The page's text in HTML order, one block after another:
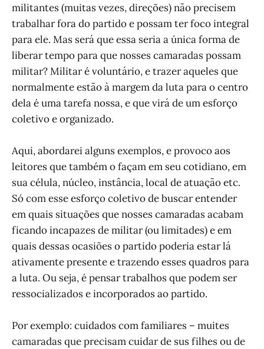
militantes (muitas vezes, direções) não precisem
trabalhar fora do partido e possam ter foco integral
para ele. Mas será que essa seria a única forma de
liberar tempo para que nosses camaradas possam
militar? Militar é voluntário, e trazer aqueles que
normalmente estão à margem da luta para o centro
dela é uma tarefa nossa, e que virá de um esforço
coletivo e organizado.
Aqui, abordarei alguns exemplos, e provoco aos
leitores que também o façam em seu cotidiano, em
sua célula, núcleo, instância, local de atuação etc.
Só com esse esforço coletivo de buscar entender
em quais situações que nosses camaradas acabam
ficando incapazes de militar (ou limitades) e em
quais dessas ocasiões o partido poderia estar lá
ativamente presente e trazendo esses quadros para
a luta. Ou seja, é pensar trabalhos que podem ser
ressocializados e incorporados ao partido.
Por exemplo: cuidados com familiares – muites
camaradas que precisam cuidar de sus filhes ou de